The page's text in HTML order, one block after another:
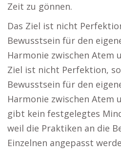
Zeit zu gönnen.
Das Ziel ist nicht
Bewusstsein für den
Harmonie zwischen Atem
Ziel ist nicht Perfektion,
Bewusstsein für den
Harmonie zwischen Atem
gibt kein festgelegtes
weil die Praktiken an die
Einzelnen angepasst